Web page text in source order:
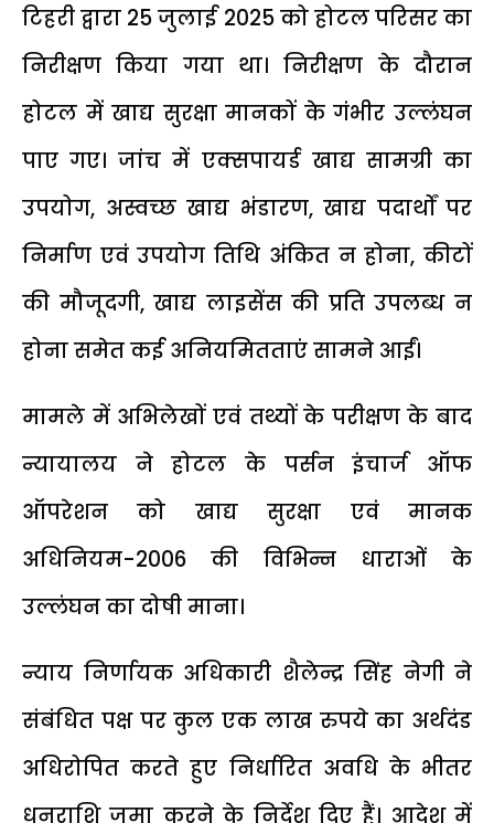
टिहरी द्वारा 25 जुलाई 2025 को होटल परिसर का
निरीक्षण किया गया था। निरीक्षण के दौरान
होटल में खाद्य सुरक्षा मानकों के गंभीर उल्लंघन
पाए गए। जांच में एक्सपायर्ड खाद्य सामग्री का
उपयोग, अस्वच्छ खाद्य भंडारण, खाद्य पदार्थों पर
निर्माण एवं उपयोग तिथि अंकित न होना, कीटों
की मौजूदगी, खाद्य लाइसेंस की प्रति उपलब्ध न
होना समेत कई अनियमितताएं सामने आईं।
मामले में अभिलेखों एवं तथ्यों के परीक्षण के बाद
न्यायालय ने होटल के पर्सन इंचार्ज ऑफ
ऑपरेशन को खाद्य सुरक्षा एवं मानक
अधिनियम-2006 की विभिन्न धाराओं के
उल्लंघन का दोषी माना।
न्याय निर्णायक अधिकारी शैलेन्द्र सिंह नेगी ने
संबंधित पक्ष पर कुल एक लाख रुपये का अर्थदंड
अधिरोपित करते हुए निर्धारित अवधि के भीतर
धनराशि जमा करने के निर्देश दिए हैं। आदेश में